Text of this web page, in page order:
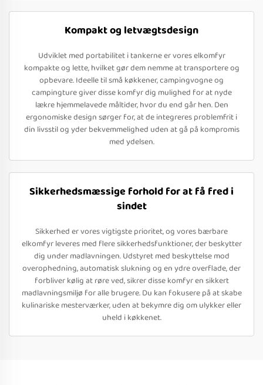
Kompakt og letvægtsdesign
Udviklet med portabilitet i tankerne er vores elkomfyr
kompakte og lette, hvilket gør dem nemme at transportere og
opbevare. Ideelle til små køkkener, campingvogne og
campingture giver disse komfyr dig mulighed for at nyde
lækre hjemmelavede måltider, hvor du end går hen. Den
ergonomiske design sørger for, at de integreres problemfrit i
din livsstil og yder bekvemmelighed uden at gå på kompromis
med ydelsen.
Sikkerhedsmæssige forhold for at få fred i
sindet
Sikkerhed er vores vigtigste prioritet, og vores bærbare
elkomfyr leveres med flere sikkerhedsfunktioner, der beskytter
dig under madlavningen. Udstyret med beskyttelse mod
overophedning, automatisk slukning og en ydre overflade, der
forbliver kølig at røre ved, sikrer disse komfyr en sikkert
madlavningsmiljø for alle brugere. Du kan fokusere på at skabe
kulinariske mesterværker, uden at bekymre dig om ulykker eller
uheld i køkkenet.